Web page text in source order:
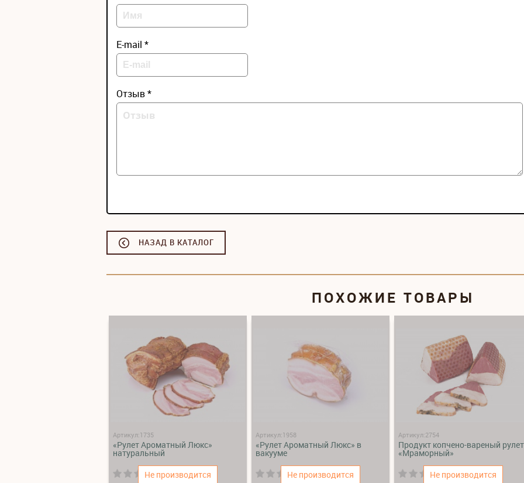
E-mail *
Отзыв *
НАЗАД В КАТАЛОГ
ПОХОЖИЕ ТОВАРЫ
Не производится
Артикул:1735
«Рулет Ароматный Люкс»
натуральный
(0) Не производится
Артикул:1958
«Рулет Ароматный Люкс» в
вакууме
(0) Не производится
Артикул:2754
Продукт копчено-вареный рулет
«Мраморный»
(0)